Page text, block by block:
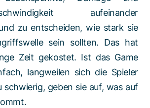
aufeinander
zu entscheiden, wie stark sie
sein sollten. Das hat
Zeit gekostet. Ist das Game
langweilen sich die Spieler
schwierig, geben sie auf, was auf